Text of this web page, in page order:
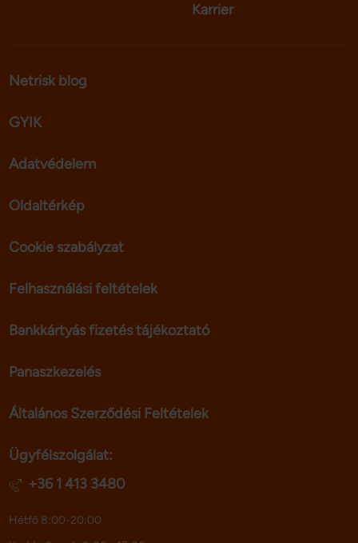
Karrier
Netrisk blog
GYIK
Adatvédelem
Oldaltérkép
Cookie szabályzat
Felhasználási feltételek
Bankkártyás fizetés tájékoztató
Panaszkezelés
Általános Szerződési Feltételek
Ügyfélszolgálat:
+36 1 413 3480
Hétfő 8:00-20:00